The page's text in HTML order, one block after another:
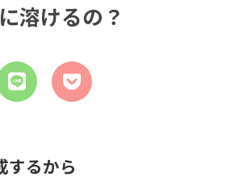
溶けるの？
するから